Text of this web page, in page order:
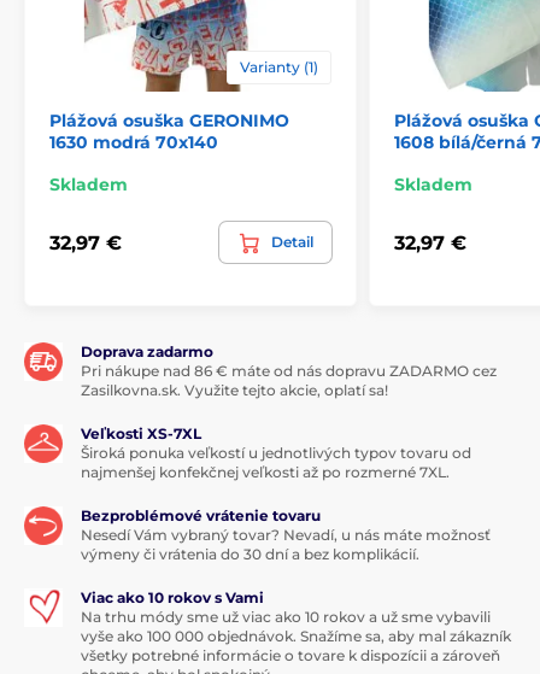
Varianty (1)
Plážová osuška GERONIMO
1630 modrá 70x140
Skladem
32,97 € Detail
Plážová osuška
1608 bílá/černá
Skladem
32,97 €
Doprava zadarmo
Pri nákupe nad 86 € máte od nás dopravu ZADARMO cez
Zasilkovna.sk. Využite tejto akcie, oplatí sa!
Veľkosti XS-7XL
Široká ponuka veľkostí u jednotlivých typov tovaru od
najmenšej konfekčnej veľkosti až po rozmerné 7XL.
Bezproblémové vrátenie tovaru
Nesedí Vám vybraný tovar? Nevadí, u nás máte možnosť
výmeny či vrátenia do 30 dní a bez komplikácií.
Viac ako 10 rokov s Vami
Na trhu módy sme už viac ako 10 rokov a už sme vybavili
vyše ako 100 000 objednávok. Snažíme sa, aby mal zákazník
všetky potrebné informácie o tovare k dispozícii a zároveň